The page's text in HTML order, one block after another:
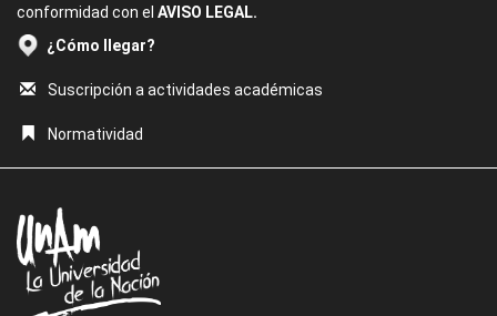
conformidad con el AVISO LEGAL.
¿Cómo llegar?
Suscripción a actividades académicas
Normatividad